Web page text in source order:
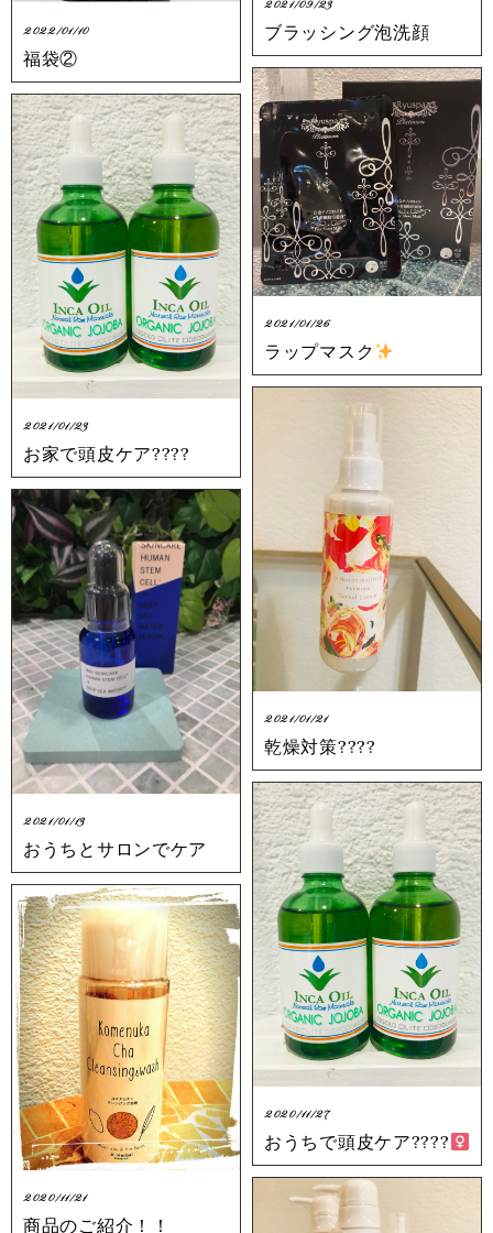
2022/01/10
福袋②
2021/09/23
ブラッシング泡洗顔
2021/01/26
ラップマスク
2021/01/23
お家で頭皮ケア????
2021/01/21
乾燥対策????
2021/01/13
おうちとサロンでケア
2020/11/27
おうちで頭皮ケア????‍
2020/11/21
商品のご紹介！！